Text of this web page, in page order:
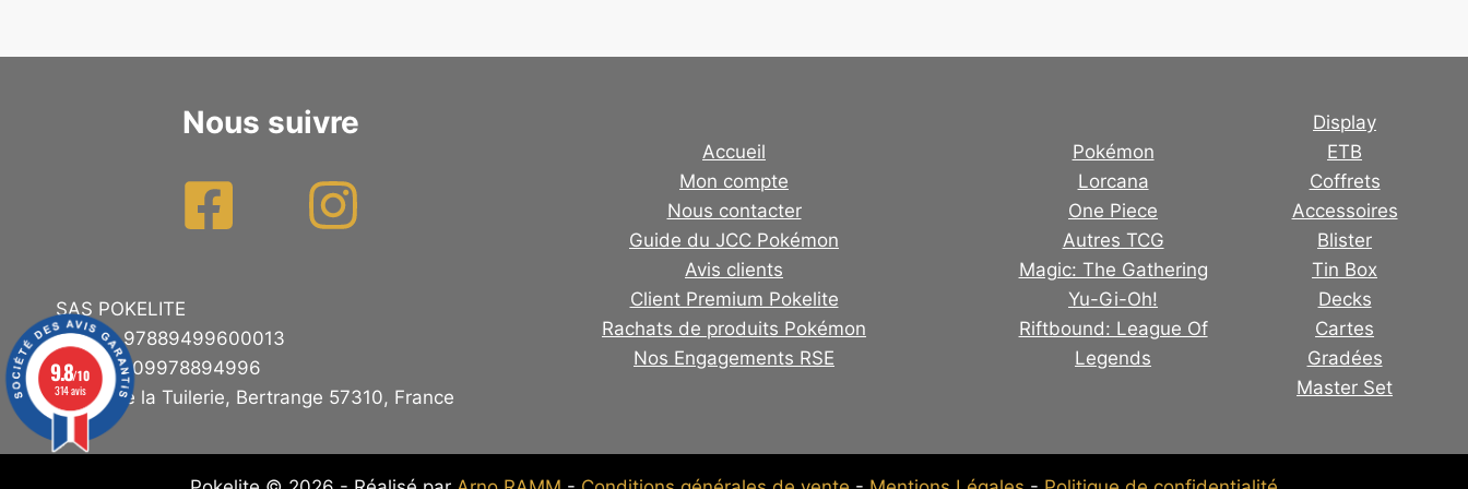
Nous suivre
SAS POKELITE
SIRET : 97889499600013
TVA : FR09978894996
11 rue de la Tuilerie, Bertrange 57310, France
Accueil
Mon compte
Nous contacter
Guide du JCC Pokémon
Avis clients
Client Premium Pokelite
Rachats de produits Pokémon
Nos Engagements RSE
Pokémon
Lorcana
One Piece
Autres TCG
Magic: The Gathering
Yu-Gi-Oh!
Riftbound: League Of
Legends
Display
ETB
Coffrets
Accessoires
Blister
Tin Box
Decks
Cartes
Gradées
Master Set
9.8/10
314 avis